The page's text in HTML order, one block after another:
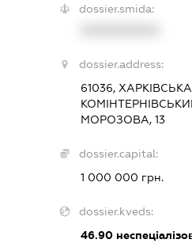
dossier.smida:
dossier.address:
61036,
МОРОЗОВА, 13
dossier.capital:
1 000 000 грн.
dossier.kveds:
46.90